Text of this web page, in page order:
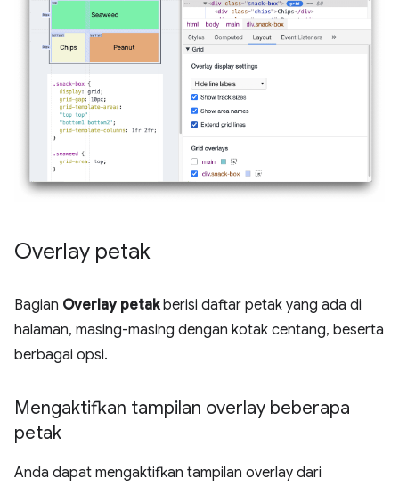
Overlay petak
Bagian Overlay petakberisi daftar petak yang ada di
halaman, masing-masing dengan kotak centang, beserta
berbagai opsi.
Mengaktifkan tampilan overlay beberapa
petak
Anda dapat mengaktifkan tampilan overlay dari